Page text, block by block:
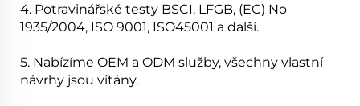
4. Potravinářské testy BSCI, LFGB, (EC) No
1935/2004, ISO 9001, ISO45001 a další.
5. Nabízíme OEM a ODM služby, všechny vlastní
návrhy jsou vítány.